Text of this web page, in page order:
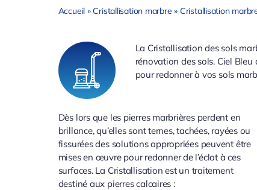
Accueil »Cristallisation marbre » Cristallisation
La Cristallisation des sols
rénovation des sols. Ciel
pour redonner à vos sols
Dès lors que les pierres marbrières perdent en
brillance, qu’elles sont ternes, tachées, rayées ou
fissurées des solutions appropriées peuvent être
mises en œuvre pour redonner de l’éclat à ces
surfaces. La Cristallisation est un traitement
destiné aux pierres calcaires :